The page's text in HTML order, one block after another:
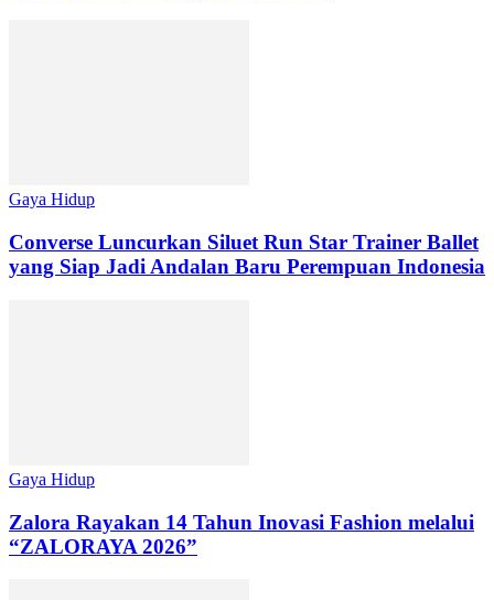
Gaya Hidup
Converse Luncurkan Siluet Run Star Trainer Ballet
yang Siap Jadi Andalan Baru Perempuan Indonesia
Gaya Hidup
Zalora Rayakan 14 Tahun Inovasi Fashion melalui
“ZALORAYA 2026”